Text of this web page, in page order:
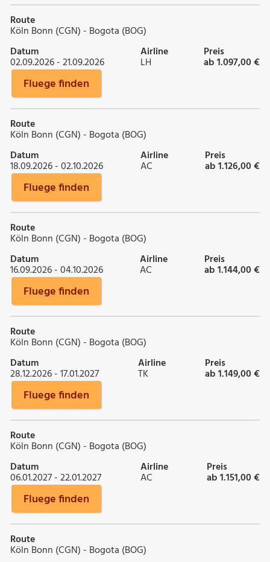
Route
Köln Bonn (CGN) - Bogota (BOG)
Datum
02.09.2026 - 21.09.2026
Airline
LH
Preis
ab 1.097,00 €
Fluege finden
Route
Köln Bonn (CGN) - Bogota (BOG)
Datum
18.09.2026 - 02.10.2026
Airline
AC
Preis
ab 1.126,00 €
Fluege finden
Route
Köln Bonn (CGN) - Bogota (BOG)
Datum
16.09.2026 - 04.10.2026
Airline
AC
Preis
ab 1.144,00 €
Fluege finden
Route
Köln Bonn (CGN) - Bogota (BOG)
Datum
28.12.2026 - 17.01.2027
Airline
TK
Preis
ab 1.149,00 €
Fluege finden
Route
Köln Bonn (CGN) - Bogota (BOG)
Datum
06.01.2027 - 22.01.2027
Airline
AC
Preis
ab 1.151,00 €
Fluege finden
Route
Köln Bonn (CGN) - Bogota (BOG)